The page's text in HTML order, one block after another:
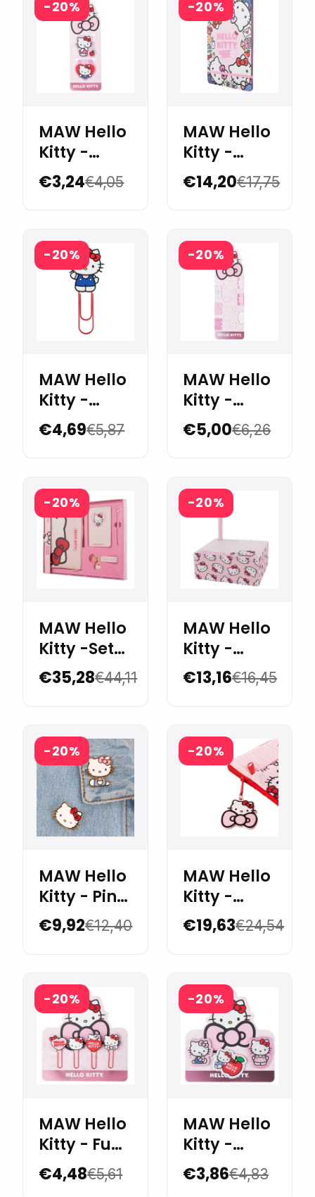
-20%
MAW Hello
Kitty -
Magnetic
bookmarks
€3,24€4,05
-20%
MAW Hello
Kitty -
Libro de
stickers
€14,20€17,75
-20%
MAW Hello
Kitty -
Jumbo
Paper Clip
€4,69€5,87
-20%
MAW Hello
Kitty -
Binder
clips 25
€5,00€6,26
-20%
MAW Hello
Kitty -Set
Premium
€35,28€44,11
-20%
MAW Hello
Kitty -
Sticky
block pen
€13,16€16,45
-20%
MAW Hello
Kitty - Pins
x 2
€9,92€12,40
-20%
MAW Hello
Kitty -
Funda
Laptop
€19,63€24,54
-20%
MAW Hello
Kitty - Fun
paper clips
x 4
€4,48€5,61
-20%
MAW Hello
Kitty -
Epoxy
Magnets
€3,86€4,83